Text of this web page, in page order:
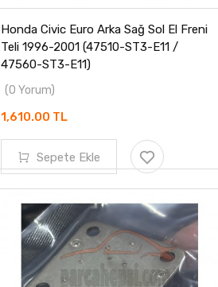
Honda Civic Euro Arka Sağ Sol El Freni
Teli 1996-2001 (47510-ST3-E11 /
47560-ST3-E11)
(0 Yorum)
1,610.00 TL
Sepete Ekle